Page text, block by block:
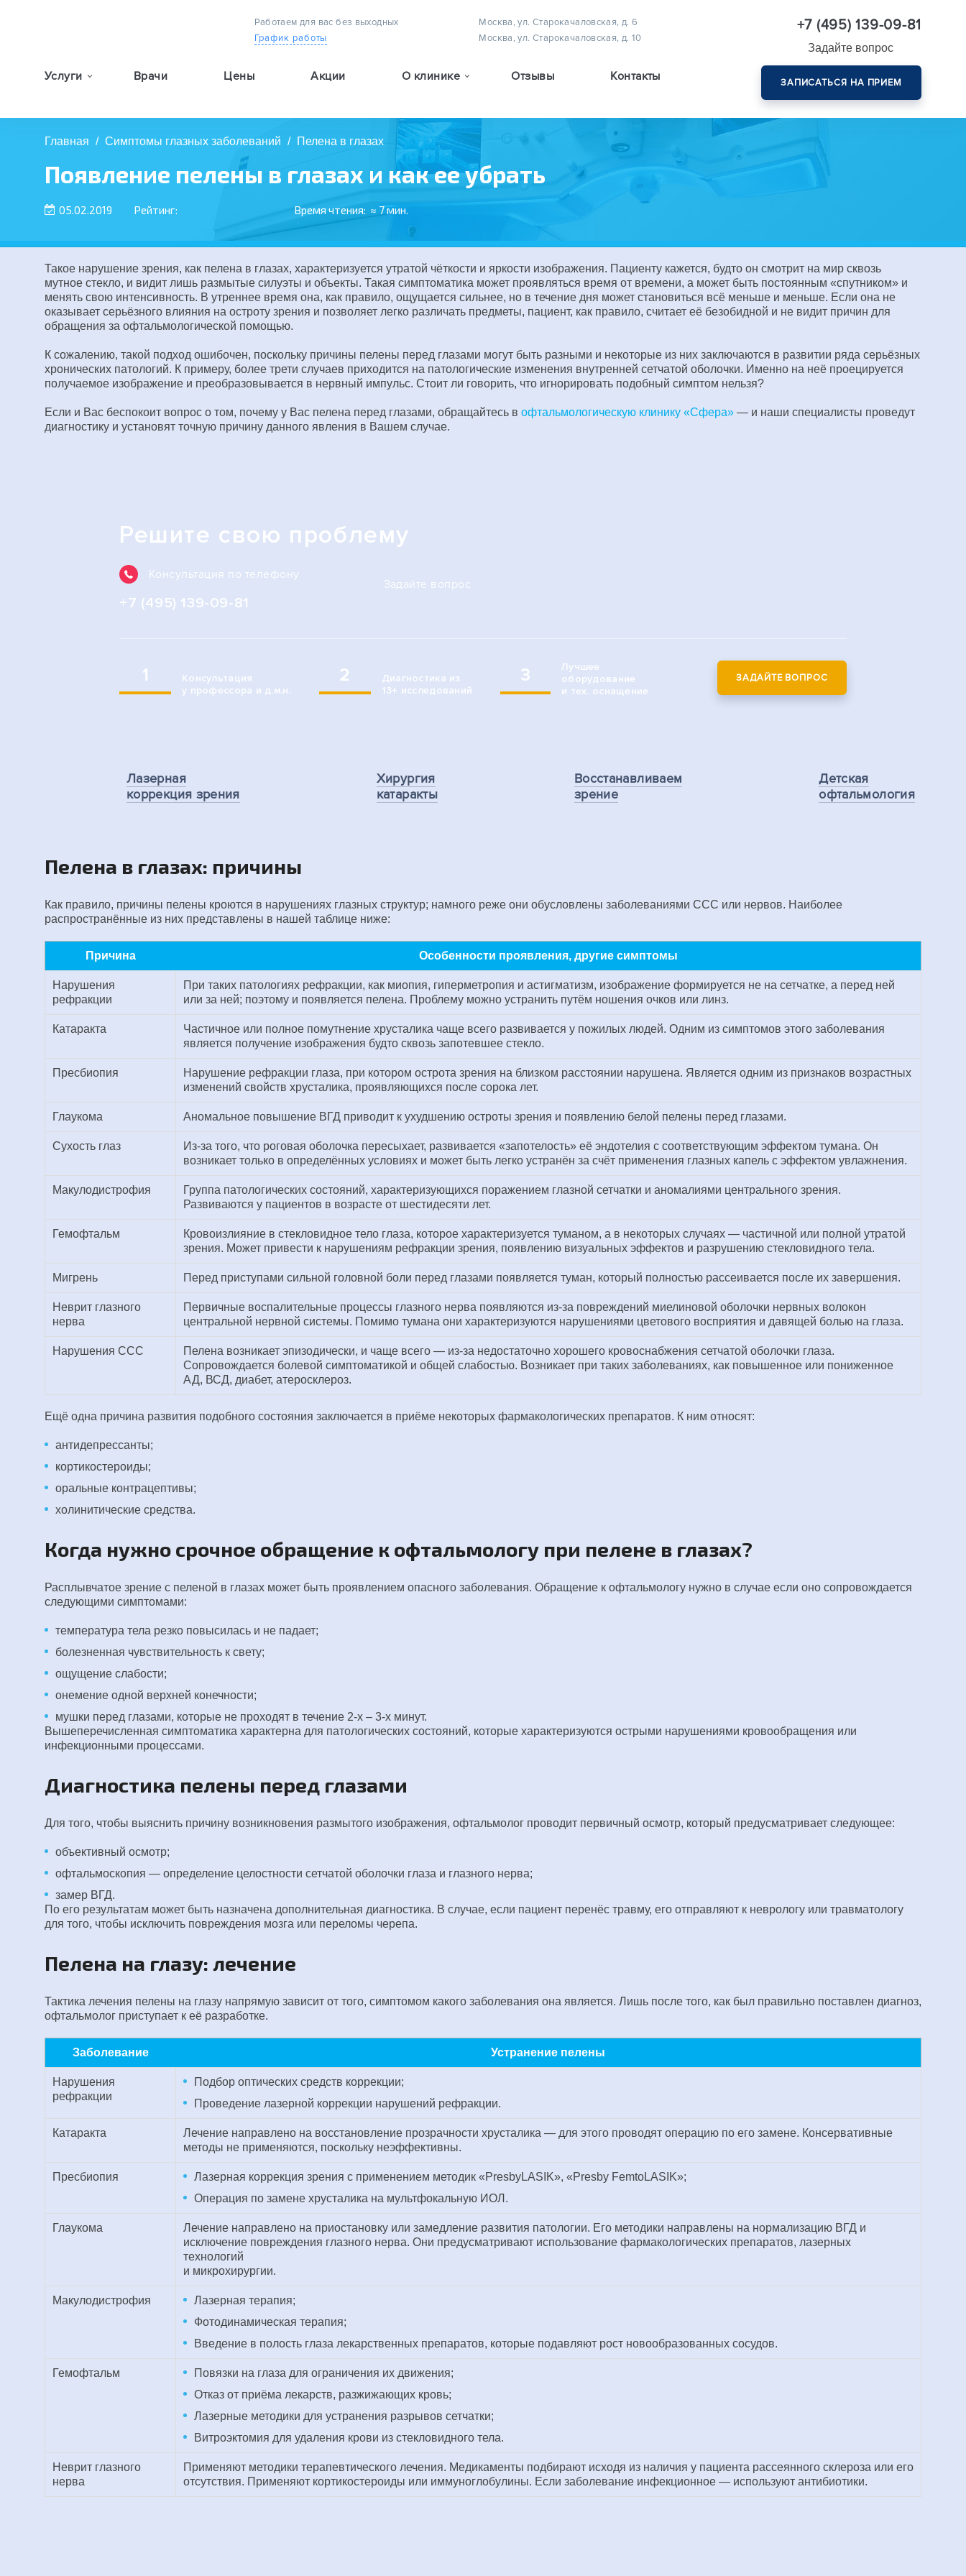
Работаем для вас без выходных
График работы
Москва, ул. Старокачаловская, д. 6
Москва, ул. Старокачаловская, д. 10
Услуги Врачи Цены Акции О клинике Отзывы Контакты
+7 (495) 139-09-81
Задайте вопрос
ЗАПИСАТЬСЯ НА ПРИЕМ
Главная / Симптомы глазных заболеваний / Пелена в глазах
Появление пелены в глазах и как ее убрать
05.02.2019 Рейтинг: Время чтения: ≈ 7 мин.
Такое нарушение зрения, как пелена в глазах, характеризуется утратой чёткости и яркости изображения. Пациенту кажется, будто он смотрит на мир сквозь
мутное стекло, и видит лишь размытые силуэты и объекты. Такая симптоматика может проявляться время от времени, а может быть постоянным «спутником» и
менять свою интенсивность. В утреннее время она, как правило, ощущается сильнее, но в течение дня может становиться всё меньше и меньше. Если она не
оказывает серьёзного влияния на остроту зрения и позволяет легко различать предметы, пациент, как правило, считает её безобидной и не видит причин для
обращения за офтальмологической помощью.
К сожалению, такой подход ошибочен, поскольку причины пелены перед глазами могут быть разными и некоторые из них заключаются в развитии ряда серьёзных
хронических патологий. К примеру, более трети случаев приходится на патологические изменения внутренней сетчатой оболочки. Именно на неё проецируется
получаемое изображение и преобразовывается в нервный импульс. Стоит ли говорить, что игнорировать подобный симптом нельзя?
Если и Вас беспокоит вопрос о том, почему у Вас пелена перед глазами, обращайтесь в офтальмологическую клинику «Сфера» — и наши специалисты проведут
диагностику и установят точную причину данного явления в Вашем случае.
Решите свою проблему
Консультация по телефону
+7 (495) 139-09-81
Задайте вопрос
1
Консультация
у профессора и д.м.н.
2
Диагностика из
13+ исследований
3
Лучшее
оборудование
и тех. оснащение
ЗАДАЙТЕ ВОПРОС
Лазерная
коррекция зрения
Хирургия
катаракты
Восстанавливаем
зрение
Детская
офтальмология
Пелена в глазах: причины
Как правило, причины пелены кроются в нарушениях глазных структур; намного реже они обусловлены заболеваниями ССС или нервов. Наиболее
распространённые из них представлены в нашей таблице ниже:
Причина Особенности проявления, другие симптомы
Нарушения
рефракции
При таких патологиях рефракции, как миопия, гиперметропия и астигматизм, изображение формируется не на сетчатке, а перед ней
или за ней; поэтому и появляется пелена. Проблему можно устранить путём ношения очков или линз.
Катаракта
Частичное или полное помутнение хрусталика чаще всего развивается у пожилых людей. Одним из симптомов этого заболевания
является получение изображения будто сквозь запотевшее стекло.
Пресбиопия
Нарушение рефракции глаза, при котором острота зрения на близком расстоянии нарушена. Является одним из признаков возрастных
изменений свойств хрусталика, проявляющихся после сорока лет.
Глаукома Аномальное повышение ВГД приводит к ухудшению остроты зрения и появлению белой пелены перед глазами.
Сухость глаз
Из-за того, что роговая оболочка пересыхает, развивается «запотелость» её эндотелия с соответствующим эффектом тумана. Он
возникает только в определённых условиях и может быть легко устранён за счёт применения глазных капель с эффектом увлажнения.
Макулодистрофия
Группа патологических состояний, характеризующихся поражением глазной сетчатки и аномалиями центрального зрения.
Развиваются у пациентов в возрасте от шестидесяти лет.
Гемофтальм
Кровоизлияние в стекловидное тело глаза, которое характеризуется туманом, а в некоторых случаях — частичной или полной утратой
зрения. Может привести к нарушениям рефракции зрения, появлению визуальных эффектов и разрушению стекловидного тела.
Мигрень Перед приступами сильной головной боли перед глазами появляется туман, который полностью рассеивается после их завершения.
Неврит глазного
нерва
Первичные воспалительные процессы глазного нерва появляются из-за повреждений миелиновой оболочки нервных волокон
центральной нервной системы. Помимо тумана они характеризуются нарушениями цветового восприятия и давящей болью на глаза.
Нарушения ССС
Пелена возникает эпизодически, и чаще всего — из-за недостаточно хорошего кровоснабжения сетчатой оболочки глаза.
Сопровождается болевой симптоматикой и общей слабостью. Возникает при таких заболеваниях, как повышенное или пониженное
АД, ВСД, диабет, атеросклероз.
Ещё одна причина развития подобного состояния заключается в приёме некоторых фармакологических препаратов. К ним относят:
антидепрессанты;
кортикостероиды;
оральные контрацептивы;
холинитические средства.
Когда нужно срочное обращение к офтальмологу при пелене в глазах?
Расплывчатое зрение с пеленой в глазах может быть проявлением опасного заболевания. Обращение к офтальмологу нужно в случае если оно сопровождается
следующими симптомами:
температура тела резко повысилась и не падает;
болезненная чувствительность к свету;
ощущение слабости;
онемение одной верхней конечности;
мушки перед глазами, которые не проходят в течение 2-х ‒ 3-х минут.
Вышеперечисленная симптоматика характерна для патологических состояний, которые характеризуются острыми нарушениями кровообращения или
инфекционными процессами.
Диагностика пелены перед глазами
Для того, чтобы выяснить причину возникновения размытого изображения, офтальмолог проводит первичный осмотр, который предусматривает следующее:
объективный осмотр;
офтальмоскопия — определение целостности сетчатой оболочки глаза и глазного нерва;
замер ВГД.
По его результатам может быть назначена дополнительная диагностика. В случае, если пациент перенёс травму, его отправляют к неврологу или травматологу
для того, чтобы исключить повреждения мозга или переломы черепа.
Пелена на глазу: лечение
Тактика лечения пелены на глазу напрямую зависит от того, симптомом какого заболевания она является. Лишь после того, как был правильно поставлен диагноз,
офтальмолог приступает к её разработке.
Заболевание Устранение пелены
Нарушения
рефракции
Подбор оптических средств коррекции;
Проведение лазерной коррекции нарушений рефракции.
Катаракта
Лечение направлено на восстановление прозрачности хрусталика — для этого проводят операцию по его замене. Консервативные
методы не применяются, поскольку неэффективны.
Пресбиопия
Лазерная коррекция зрения с применением методик «PresbyLASIK», «Presby FemtoLASIK»;
Операция по замене хрусталика на мультфокальную ИОЛ.
Глаукома
Лечение направлено на приостановку или замедление развития патологии. Его методики направлены на нормализацию ВГД и
исключение повреждения глазного нерва. Они предусматривают использование фармакологических препаратов, лазерных
технологий
и микрохирургии.
Макулодистрофия
Лазерная терапия;
Фотодинамическая терапия;
Введение в полость глаза лекарственных препаратов, которые подавляют рост новообразованных сосудов.
Гемофтальм
Повязки на глаза для ограничения их движения;
Отказ от приёма лекарств, разжижающих кровь;
Лазерные методики для устранения разрывов сетчатки;
Витроэктомия для удаления крови из стекловидного тела.
Неврит глазного
нерва
Применяют методики терапевтического лечения. Медикаменты подбирают исходя из наличия у пациента рассеянного склероза или его
отсутствия. Применяют кортикостероиды или иммуноглобулины. Если заболевание инфекционное — используют антибиотики.